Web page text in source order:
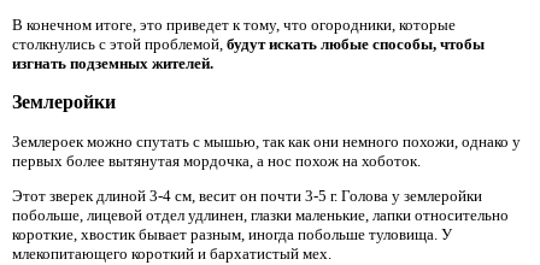
В конечном итоге, это приведет к тому, что огородники, которые
столкнулись с этой проблемой, будут искать любые способы, чтобы
изгнать подземных жителей.
Землеройки
Землероек можно спутать с мышью, так как они немного похожи, однако у
первых более вытянутая мордочка, а нос похож на хоботок.
Этот зверек длиной 3-4 см, весит он почти 3-5 г. Голова у землеройки
побольше, лицевой отдел удлинен, глазки маленькие, лапки относительно
короткие, хвостик бывает разным, иногда побольше туловища. У
млекопитающего короткий и бархатистый мех.